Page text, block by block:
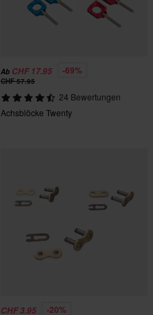
Ab CHF 17.95 -69%
CHF 57.95
24 Bewertungen
Achsblöcke Twenty
CHF 3.95 -20%